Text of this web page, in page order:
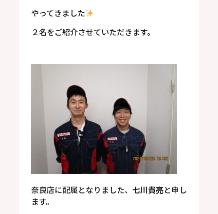
やってきました
２名をご紹介させていただきます。
奈良店に配属となりました、 七川貴亮と申し
ます。